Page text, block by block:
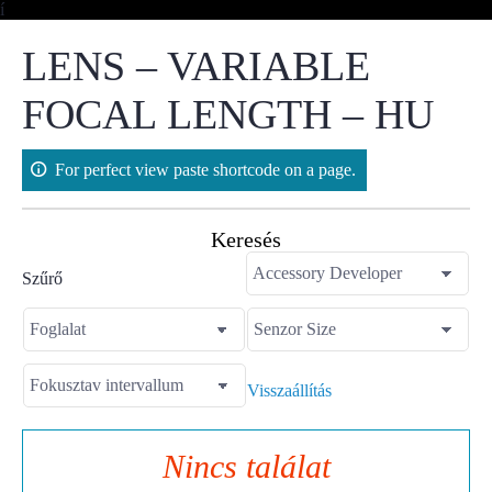
íSkip
LENS – VARIABLE
FOCAL LENGTH – HU
For perfect view paste shortcode on a page.
Keresés
Szűrő
Visszaállítás
Nincs találat